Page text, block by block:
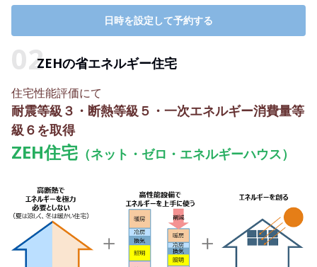
日時を設定して予約する
ZEHの省エネルギー住宅
住宅性能評価にて
耐震等級３・断熱等級５・一次エネルギー消費量等
級６を取得
ZEH住宅 （ネット・ゼロ・エネルギーハウス）